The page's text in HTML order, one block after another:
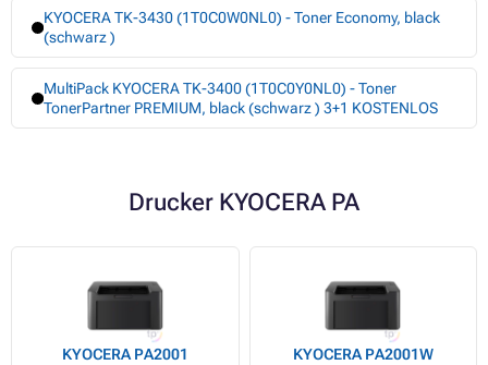
KYOCERA TK-3430 (1T0C0W0NL0) - Toner Economy, black
(schwarz )
MultiPack KYOCERA TK-3400 (1T0C0Y0NL0) - Toner
TonerPartner PREMIUM, black (schwarz ) 3+1 KOSTENLOS
Drucker KYOCERA PA
KYOCERA PA2001 KYOCERA PA2001W